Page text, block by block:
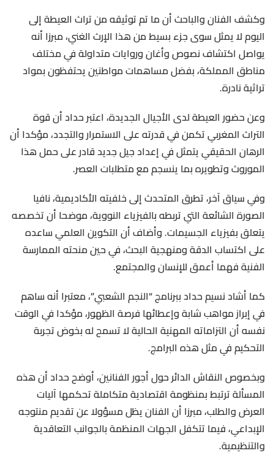
وكشف الفنان والباحث أن ما تم توثيقه من تراث العيطة إلى
اليوم لا يمثل سوى جزء بسيط من هذا الإرث الغني، مبرزا أنه
يواصل اكتشاف نصوص وأغان وروايات متداولة في مختلف
مناطق المملكة، بفضل مساهمات مواطنين يحتفظون بمواد
تراثية نادرة.
وعن حضور العيطة لدى الأجيال الجديدة، اعتبر حداد أن قوة
التراث المغربي تكمن في قدرته على الاستمرار والتجدد، مؤكدا أن
الرهان الحقيقي يتمثل في إعداد جيل جديد قادر على حمل هذا
الموروث وتطويره بما ينسجم مع متطلبات العصر.
وفي سياق آخر، تطرق المتحدث إلى خلفيته الأكاديمية، نافيا
الصورة الشائعة التي تربطه بالفيزياء النووية، موضحا أن تخصصه
يتعلق بفيزياء الجسيمات. وأضاف أن التكوين العلمي ساعده
على اكتساب الدقة ومنهجية البحث، في حين منحته الممارسة
الفنية فهما أعمق للإنسان والمجتمع.
كما أشاد نسيم حداد ببرنامج “النجم الشعبي”، معتبرا أنه ساهم
في إبراز مواهب شابة وإعطائها فرصة الظهور، مؤكدا في الوقت
نفسه أن التزاماته المهنية الحالية لا تسمح له بخوض تجربة
التحكيم في مثل هذه البرامج.
وبخصوص النقاش الدائر حول أجور الفنانين، أوضح حداد أن هذه
المسألة ترتبط بمنظومة اقتصادية متكاملة تحكمها آليات
العرض والطلب، مبرزا أن الفنان يظل مسؤولا عن تقديم منتوجه
الإبداعي، فيما تتكفل الجهات المنظمة بالجوانب التعاقدية
والتنظيمية.